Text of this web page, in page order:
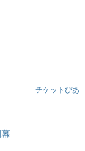
チケットぴあ